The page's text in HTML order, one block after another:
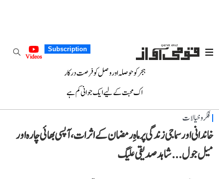
Subscription
Videos
ہجر کو حوصلہ اور وصل کو فرصت درکار
اک محبت کے لیے ایک جوانی کم ہے
فکر و خیالات
خاندانی اور سماجی زندگی پر ماہِ رمضان کے اثرات، آپسی بھائی چارہ اور
میل جول... شاہد صدیقی علیگ